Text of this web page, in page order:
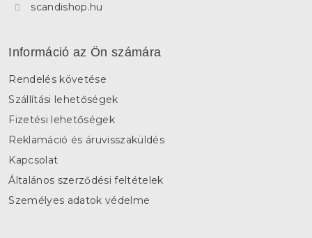
scandishop.hu
Információ az Ön számára
Rendelés követése
Szállítási lehetőségek
Fizetési lehetőségek
Reklamáció és áruvisszaküldés
Kapcsolat
Általános szerződési feltételek
Személyes adatok védelme